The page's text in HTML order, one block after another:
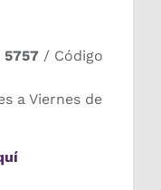
5757 / Código
a Viernes de